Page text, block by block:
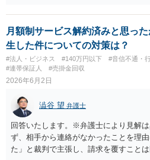
相手方からの未払金が生じている出資
者を騙すつもりだったことが明らかな
ありますが、出資、配当金の未払いと
欺罪までには問えないと思われます。
は、契約を見ないと判断できないよう
は求めることができるように思われます
月額制サービス解約済みと思っ
生した件についての対策は？
#法人・ビジネス #140万円以下 #音信不通・
#連帯保証人
#売掛金回収
2026年6月2日
澁谷 望 弁護士
回答いたします。※弁護士により見解
ず、相手から連絡がなかったことを理
た」と裁判で主張し、請求を覆すこと